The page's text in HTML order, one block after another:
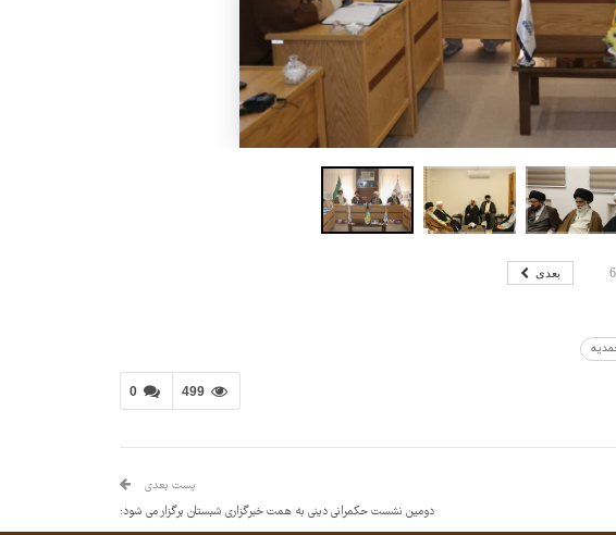
6 بعدی
0 499
پست بعدی
دومین نشست حکمرانی دینی به همت خبرگزاری شبستان برگزار می شود: